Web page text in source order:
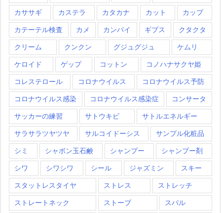
カササギ カステラ カタカナ カット カップ
カテーテル検査 カメ カンパイ ギブス クタクタ
クリーム クンクン グジュグジュ ケムリ
ケロイド ゲップ コットン コノハナサクヤ姫
コレステロール コロナウイルス コロナウイルス予防
コロナウイルス感染 コロナウイルス感染症 コンサータ
サッカーの練習 サトウキビ サトルエネルギー
サラサラツヤツヤ サルコイドーシス サンプル化粧品
シミ シャボン玉石鹸 シャンプー シャンプー剤
シワ シワシワ シール ジャズミン スキー
スタットレスタイヤ ストレス ストレッチ
ストレートネック ストーブ スバル